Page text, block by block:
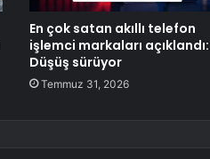
En çok satan akıllı telefon
işlemci markaları açıklandı:
Düşüş sürüyor
Temmuz 31, 2026